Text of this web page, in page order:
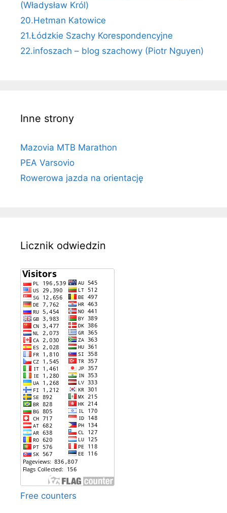
(Władysław Król)
20.Hetman Katowice
21.Łódzkie Szachy Korespondencyjne
22.infoszach – blog szachowy (Piotr Nguyen)
Inne strony
Mazovia MTB Marathon
PEA Varsovio
Rowerowa jazda na orientację
Licznik odwiedzin
Free counters